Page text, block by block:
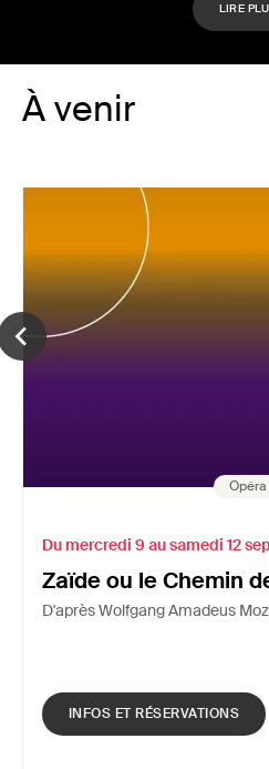
LIRE
À venir
Opéra
Du mercredi 9 au samedi 12
Zaïde ou le Chemin
D'après Wolfgang Amadeus
INFOS ET RÉSERVATIONS